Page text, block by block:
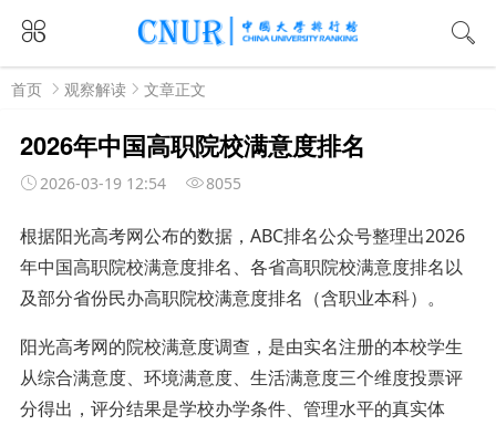
首页 观察解读 文章正文
2026年中国高职院校满意度排名
2026-03-19 12:54 8055
根据阳光高考网公布的数据，ABC排名公众号整理出2026
年中国高职院校满意度排名、各省高职院校满意度排名以
及部分省份民办高职院校满意度排名（含职业本科）。
阳光高考网的院校满意度调查，是由实名注册的本校学生
从综合满意度、环境满意度、生活满意度三个维度投票评
分得出，评分结果是学校办学条件、管理水平的真实体